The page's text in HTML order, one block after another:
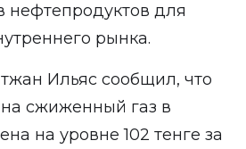
нефтепродуктов для
рынка.
Ильяс сообщил, что
сжиженный газ в
на уровне 102 тенге за